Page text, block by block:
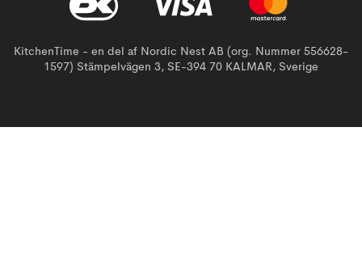
KitchenTime - en del af Nordic Nest AB (org. Nummer 556628-
1597) Stämpelvägen 3, SE-394 70 KALMAR, Sverige